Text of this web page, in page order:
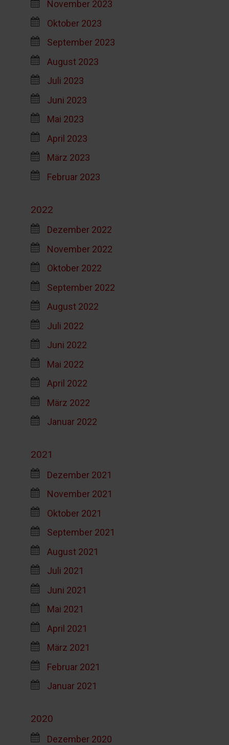
November 2023
Oktober 2023
September 2023
August 2023
Juli 2023
Juni 2023
Mai 2023
April 2023
März 2023
Februar 2023
2022
Dezember 2022
November 2022
Oktober 2022
September 2022
August 2022
Juli 2022
Juni 2022
Mai 2022
April 2022
März 2022
Januar 2022
2021
Dezember 2021
November 2021
Oktober 2021
September 2021
August 2021
Juli 2021
Juni 2021
Mai 2021
April 2021
März 2021
Februar 2021
Januar 2021
2020
Dezember 2020